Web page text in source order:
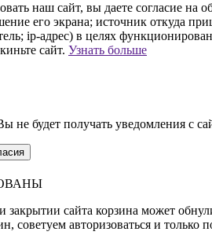
наш сайт, вы даете согласие на
его экрана; источник откуда
ip-адрес) в целях
сайт. Узнать больше
не будет получать уведомления с
закрытии сайта корзина может
советуем авторизоваться и только